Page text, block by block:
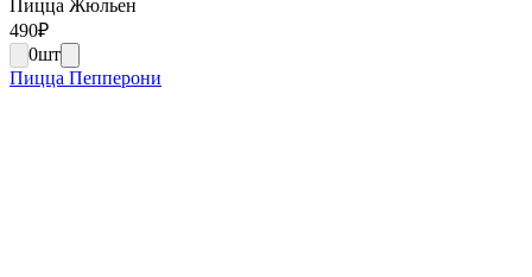
Пицца Жюльен
490₽
0шт
Пицца Пепперони